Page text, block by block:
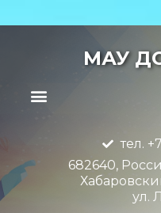
МАУ
тел.
682640,
ул.